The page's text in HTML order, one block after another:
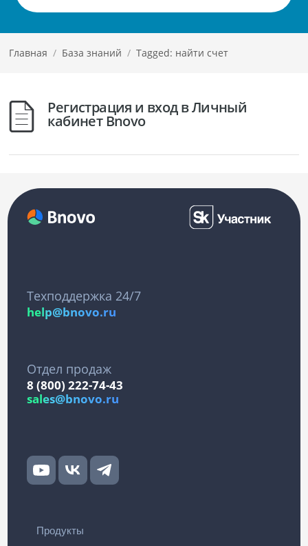
Главная / База знаний / Tagged: найти счет
Регистрация и вход в Личный
кабинет Bnovo
Техподдержка 24/7
help@bnovo.ru
Отдел продаж
8 (800) 222-74-43
sales@bnovo.ru
Продукты